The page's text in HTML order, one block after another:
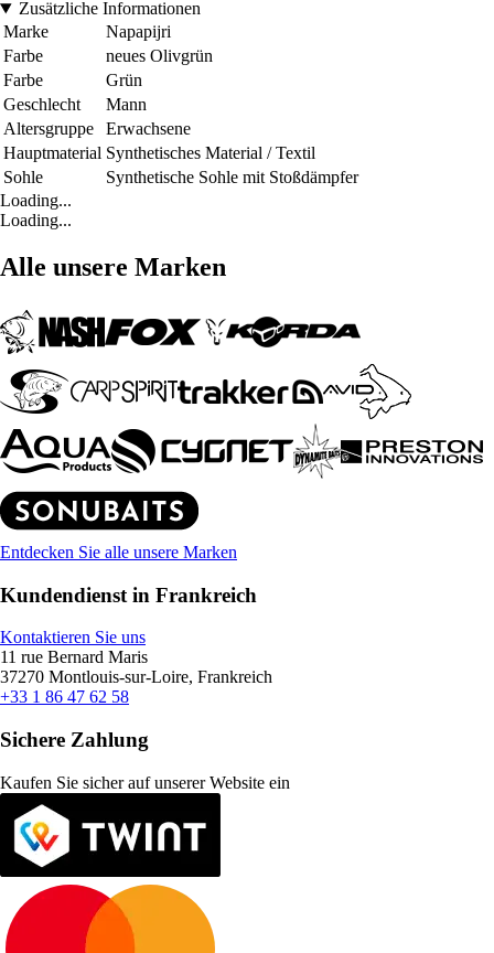
Zusätzliche Informationen
Marke
Napapijri
Farbe
neues Olivgrün
Farbe
Grün
Geschlecht
Mann
Altersgruppe
Erwachsene
Hauptmaterial Synthetisches Material / Textil
Sohle
Synthetische Sohle mit Stoßdämpfer
Loading...
Loading...
Alle unsere Marken
Entdecken Sie alle unsere Marken
Kundendienst in Frankreich
Kontaktieren Sie uns
11 rue Bernard Maris
37270 Montlouis-sur-Loire, Frankreich
+33 1 86 47 62 58
Sichere Zahlung
Kaufen Sie sicher auf unserer Website ein